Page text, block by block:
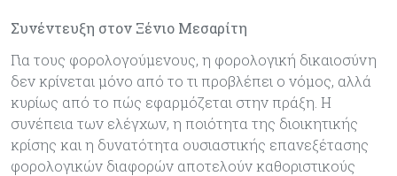
Συνέντευξη στον Ξένιο Μεσαρίτη
Για τους φορολογούμενους, η φορολογική δικαιοσύνη
δεν κρίνεται μόνο από το τι προβλέπει ο νόμος, αλλά
κυρίως από το πώς εφαρμόζεται στην πράξη. Η
συνέπεια των ελέγχων, η ποιότητα της διοικητικής
κρίσης και η δυνατότητα ουσιαστικής επανεξέτασης
φορολογικών διαφορών αποτελούν καθοριστικούς